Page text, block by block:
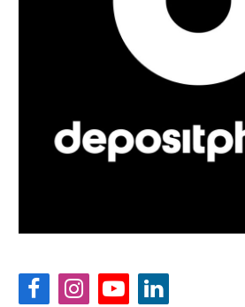
FacebookInstagramYouTubeLinkedIn